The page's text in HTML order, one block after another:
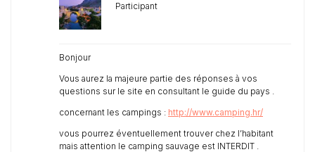
Participant
Bonjour
Vous aurez la majeure partie des réponses à vos
questions sur le site en consultant le guide du pays .
concernant les campings : http://www.camping.hr/
vous pourrez éventuellement trouver chez l’habitant
mais attention le camping sauvage est INTERDIT .